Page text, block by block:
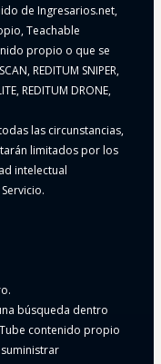
de Ingresarios.net,
Teachable
propio o que se
REDITUM SNIPER,
REDITUM DRONE,
todas las circunstancias,
limitados por los
intelectual
búsqueda dentro
contenido propio